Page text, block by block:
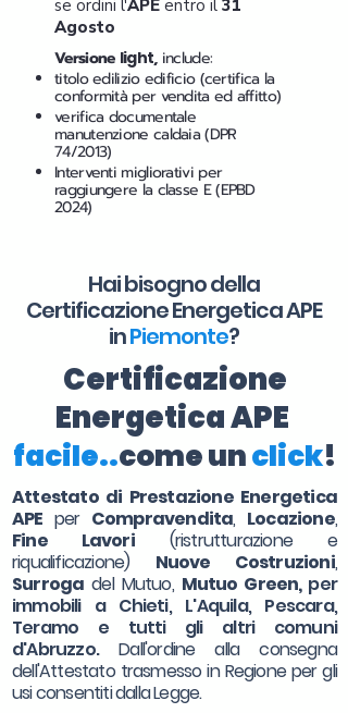
se ordini l'APE entro il 31
Agosto
Versione light,include:
titolo edilizio edificio (certifica la
conformità per vendita ed affitto)
verifica documentale
manutenzione caldaia (DPR
74/2013)
Interventi migliorativi per
raggiungere la classe E (EPBD
2024)
Hai bisogno della
Certificazione Energetica APE
inPiemonte?
Certificazione
Energetica APE
facile..come unclick!
Attestato di Prestazione Energetica
APE per Compravendita, Locazione,
Fine Lavori(ristrutturazione e
riqualificazione) Nuove Costruzioni,
Surroga del Mutuo, Mutuo Green, per
immobili a Chieti, L'Aquila, Pescara,
Teramo e tutti gli altri comuni
d'Abruzzo.Dall'ordine alla consegna
dell'Attestato trasmesso in Regione per gli
usi consentiti dalla Legge.